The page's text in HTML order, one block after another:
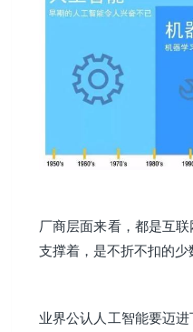
厂商层面来看，都是互
支撑着，是不折不扣的少
业界公认人工智能要迈